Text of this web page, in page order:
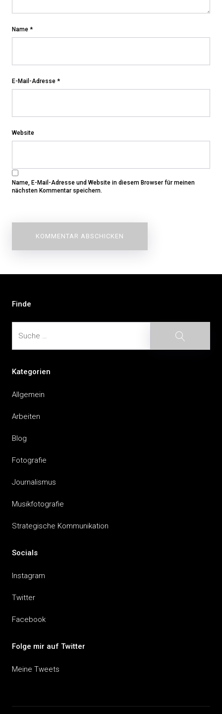
Name *
E-Mail-Adresse *
Website
Name, E-Mail-Adresse und Website in diesem Browser für meinen
nächsten Kommentar speichern.
Finde
Suche
Kategorien
Allgemein
Arbeiten
Blog
Fotografie
Journalismus
Musikfotografie
Strategische Kommunikation
Socials
Instagram
Twitter
Facebook
Folge mir auf Twitter
Meine Tweets